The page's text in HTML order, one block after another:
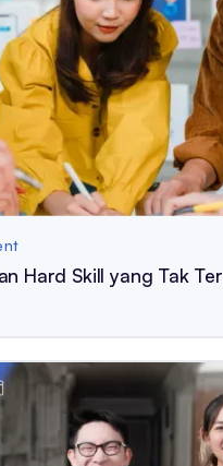
Hard Skill yang Tak